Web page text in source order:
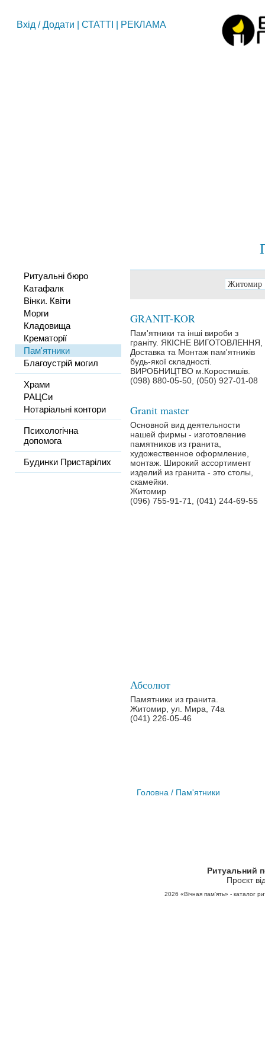
Вхід /Додати СТАТТІ РЕКЛАМА
Ритуальні бюро
Катафалк
Вінки. Квіти
Морги
Кладовища
Крематорії
Пам'ятники
Благоустрій могил
Храми
РАЦСи
Нотаріальні контори
Психологічна
допомога
Будинки Пристарілих
GRANIT-KOR
Пам'ятники та інші вироби з
граніту. ЯКІСНЕ ВИГОТОВЛЕННЯ,
Доставка та Монтаж пам'ятників
будь-якої складності.
ВИРОБНИЦТВО м.Коростишів.
(098) 880-05-50, (050) 927-01-08
Granit master
Основной вид деятельности
нашей фирмы - изготовление
памятников из гранита,
художественное оформление,
монтаж. Широкий ассортимент
изделий из гранита - это столы,
скамейки.
Житомир
(096) 755-91-71, (041) 244-69-55
Абсолют
Памятники из гранита.
Житомир, ул. Мира, 74а
(041) 226-05-46
Головна / Пам'ятники
Ритуальний
Проєкт
2026 «Вічная пам'ять» - каталог